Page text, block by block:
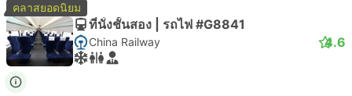
คลาสยอดนิยม
ที่นั่งชั้นสอง | รถไฟ #G8841
China Railway 4.6